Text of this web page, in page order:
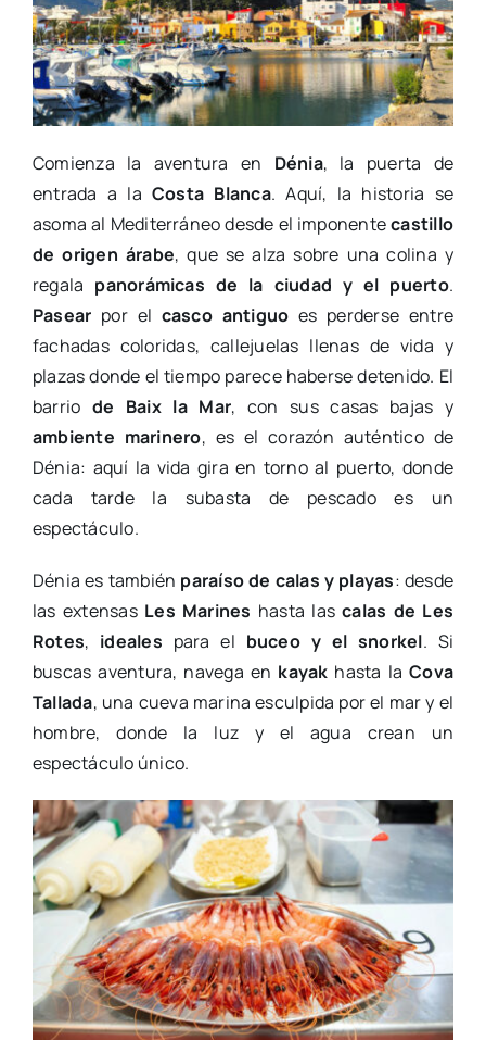
Comienza la aventura en Dénia, la puerta de
entrada a laCosta Blanca. Aquí, la historia se
asoma al Mediterráneo desde el imponentecastillo
de origen árabe, que se alza sobre una colina y
regala panorámicas de la ciudad y el puerto.
Pasear por el casco antiguo es perderse entre
fachadas coloridas, callejuelas llenas de vida y
plazas donde el tiempo parece haberse detenido. El
barrio de Baix la Mar, con sus casas bajas y
ambiente marinero, es el corazón auténtico de
Dénia: aquí la vida gira en torno al puerto, donde
cada tarde la subasta de pescado es un
espectáculo.
Dénia es también paraíso de calas y playas: desde
las extensas Les Marines hasta lascalas de Les
Rotes, ideales para el buceo y el snorkel. Si
buscas aventura, navega en kayak hasta laCova
Tallada, una cueva marina esculpida por el mar y el
hombre, donde la luz y el agua crean un
espectáculo único.